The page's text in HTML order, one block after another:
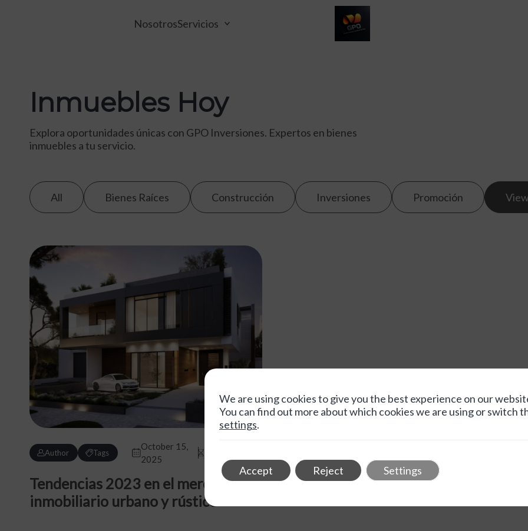
NosotrosServicios
Inmuebles Hoy
Explora oportunidades únicas con GPO Inversiones. Expertos en bienes
inmuebles a tu servicio.
All Bienes Raíces Construcción Inversiones Promoción
Author Tags
October 15,
2025
Tendencias 2023 en el mercado
inmobiliario urbano y rústico
We are using cookies to give you the best experience on our
You can find out more about which cookies we are using or switch
settings.
Accept Reject Settings